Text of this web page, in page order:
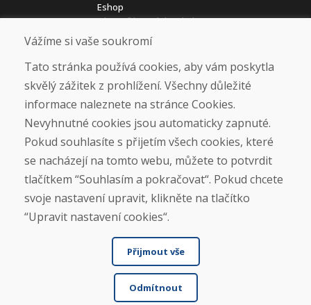
Eshop
Jak posíláme elektrokola
Obchodní podmínky
Doprava
Platba
Vrácení a výměna zboží
Ochrana osobních údajů
Cookies
Sociální sítě
Vážíme si vaše soukromí
Tato stránka používá cookies, aby vám poskytla
skvělý zážitek z prohlížení. Všechny důležité
informace naleznete na stránce Cookies.
Nevyhnutné cookies jsou automaticky zapnuté.
Pokud souhlasíte s přijetím všech cookies, které
se nacházejí na tomto webu, můžete to potvrdit
tlačítkem “Souhlasím a pokračovat“. Pokud chcete
svoje nastavení upravit, klikněte na tlačítko
“Upravit nastavení cookies“.
Přijmout vše
Odmítnout